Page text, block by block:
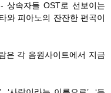
상속자들 OST로 선보이는
와 피아노의 잔잔한 편곡이
은 각 음원사이트에서 지금